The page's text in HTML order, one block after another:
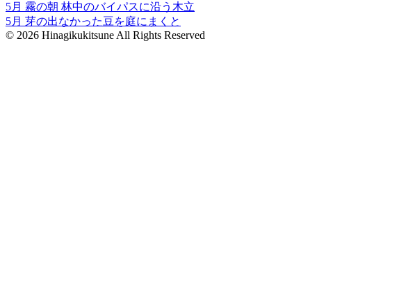
5月 霧の朝 林中のバイパスに沿う木立
5月 芽の出なかった豆を庭にまくと
© 2026 Hinagikukitsune All Rights Reserved